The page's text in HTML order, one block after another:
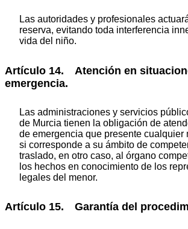
Las autoridades y profesionales
reserva, evitando toda interferencia
vida del niño.
Artículo 14. Atención en
emergencia.
Las administraciones y servicios
de Murcia tienen la obligación de
de emergencia que presente cualquier
si corresponde a su ámbito de
traslado, en otro caso, al órgano
los hechos en conocimiento de los
legales del menor.
Artículo 15. Garantía del